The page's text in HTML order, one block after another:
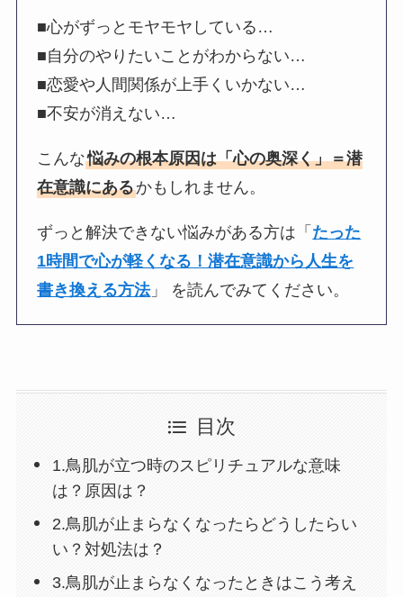
■心がずっとモヤモヤしている…
■自分のやりたいことがわからない…
■恋愛や人間関係が上手くいかない…
■不安が消えない…
こんな悩みの根本原因は「心の奥深く」＝潜
在意識にあるかもしれません。
ずっと解決できない悩みがある方は「 たった
1時間で心が軽くなる！潜在意識から人生を
書き換える方法」 を読んでみてください。
目次
1.鳥肌が立つ時のスピリチュアルな意味
は？原因は？
2.鳥肌が止まらなくなったらどうしたらい
い？対処法は？
3.鳥肌が止まらなくなったときはこう考え